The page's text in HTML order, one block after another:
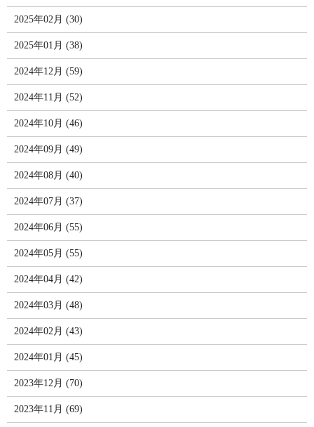
2025年02月 (30)
2025年01月 (38)
2024年12月 (59)
2024年11月 (52)
2024年10月 (46)
2024年09月 (49)
2024年08月 (40)
2024年07月 (37)
2024年06月 (55)
2024年05月 (55)
2024年04月 (42)
2024年03月 (48)
2024年02月 (43)
2024年01月 (45)
2023年12月 (70)
2023年11月 (69)